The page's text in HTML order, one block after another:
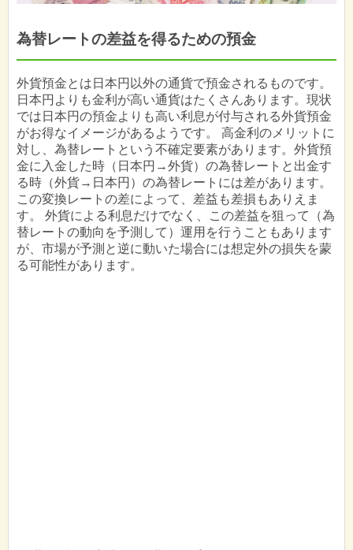
為替レートの差益を得るための預金
外貨預金とは日本円以外の通貨で預金されるものです。
日本円よりも金利が高い通貨はたくさんあります。現状
では日本円の預金よりも高い利息が付与される外貨預金
がお得なイメージがあるようです。 高金利のメリットに
対し、為替レートという不確定要素があります。外貨預
金に入金した時（日本円→外貨）の為替レートと出金す
る時（外貨→日本円）の為替レートには差があります。
この変換レートの差によって、差益も差損もありえま
す。 外貨による利息だけでなく、この差益を狙って（為
替レートの動向を予測して）運用を行うこともあります
が、市場が予測と逆に動いた場合には想定外の損失を蒙
る可能性があります。